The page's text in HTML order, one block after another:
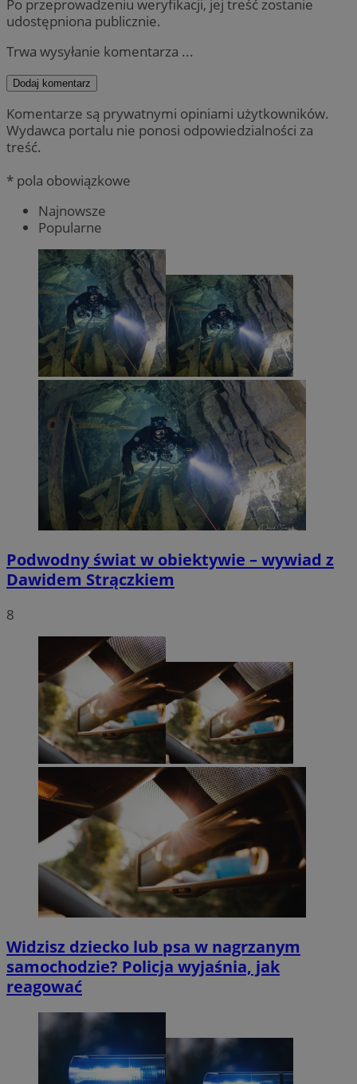
Po przeprowadzeniu weryfikacji, jej treść zostanie
udostępniona publicznie.
Trwa wysyłanie komentarza ...
Dodaj komentarz
Komentarze są prywatnymi opiniami użytkowników.
Wydawca portalu nie ponosi odpowiedzialności za
treść.
* pola obowiązkowe
Najnowsze
Popularne
Podwodny świat w obiektywie – wywiad z
Dawidem Strączkiem
8
Widzisz dziecko lub psa w nagrzanym
samochodzie? Policja wyjaśnia, jak
reagować